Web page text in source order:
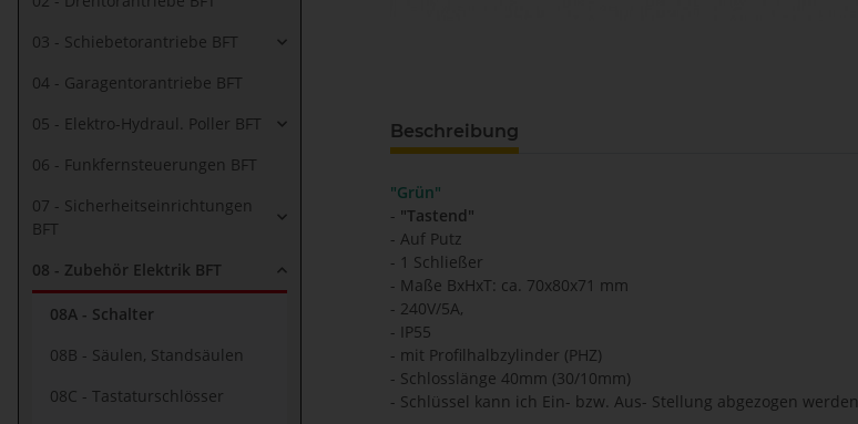
Beschreibung
"Grün"
- "Tastend"
- Auf Putz
- 1 Schließer
- Maße BxHxT: ca. 70x80x71 mm
- 240V/5A,
- IP55
- mit Profilhalbzylinder (PHZ)
- Schlosslänge 40mm (30/10mm)
- Schlüssel kann ich Ein- bzw. Aus- Stellung abgezogen werden
03 - Schiebetorantriebe BFT
04 - Garagentorantriebe BFT
05 - Elektro-Hydraul. Poller BFT
06 - Funkfernsteuerungen BFT
07 - Sicherheitseinrichtungen
BFT
08 - Zubehör Elektrik BFT
08A - Schalter
08B - Säulen, Standsäulen
08C - Tastaturschlösser